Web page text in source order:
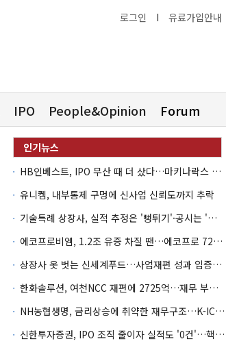
로그인 I 유료가입안내
IPO People&Opinion Forum
HB인베스트, IPO 무산 때 더 샀다…마키나락스 투자 2.7배 회수
유니켐, 내부통제 구멍에 신사업 신뢰도까지 추락
기술특례 상장사, 실적 추정은 '뻥튀기'·공시는 '누락'
에코프로비엠, 1.2조 유증 차질 땐…에코프로 7270억 '독박'
상장사 옷 벗는 신세계푸드…사업재편 성과 입증할까
한화솔루션, 여천NCC 재편에 2725억…재무 부담 커지나
NH농협생명, 금리상승에 취약한 재무구조…K-ICS 변동성 '주의보'
신한투자증권, IPO 조직 줄이자 실적도 '0건'…핵심 인력까지 이탈